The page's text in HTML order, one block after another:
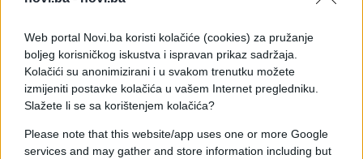
Web portal Novi.ba koristi kolačiće (cookies) za pružanje
boljeg korisničkog iskustva i ispravan prikaz sadržaja.
Kolačići su anonimizirani i u svakom trenutku možete
izmijeniti postavke kolačića u vašem Internet pregledniku.
Slažete li se sa korištenjem kolačića?
Please note that this website/app uses one or more Google
services and may gather and store information including but
vidjećemo šta će biti u drugoj, trećoj, možda ako
prođemo grupnu fazu. Sve zavisi od moje
rehabilitacije, kako će moje tijelo reagovati na
liječenje i koliko brzo mogu da se oporavim“, rekao
je Dejvis.
Kanada bez ključnog igrača